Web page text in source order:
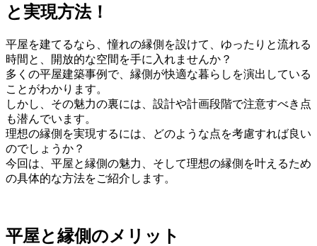
と実現方法！
平屋を建てるなら、憧れの縁側を設けて、ゆったりと流れる
時間と、開放的な空間を手に入れませんか？
多くの平屋建築事例で、縁側が快適な暮らしを演出している
ことがわかります。
しかし、その魅力の裏には、設計や計画段階で注意すべき点
も潜んでいます。
理想の縁側を実現するには、どのような点を考慮すれば良い
のでしょうか？
今回は、平屋と縁側の魅力、そして理想の縁側を叶えるため
の具体的な方法をご紹介します。
平屋と縁側のメリット